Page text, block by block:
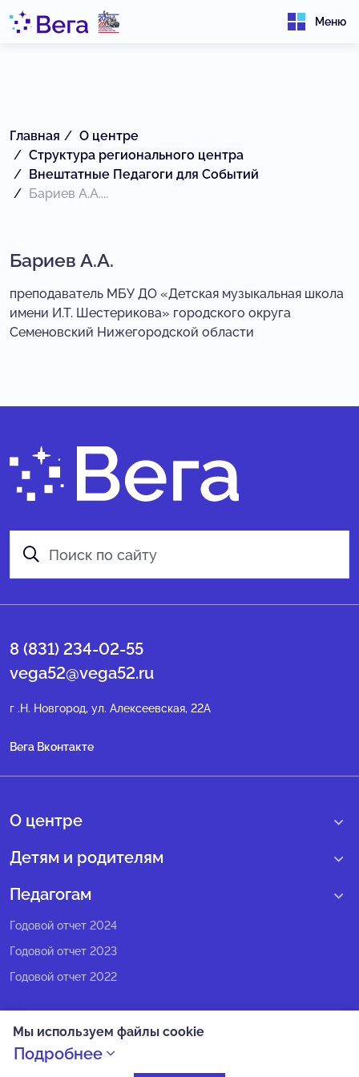
Меню
Главная
О центре
Структура регионального центра
Внештатные Педагоги для Событий
Бариев А.А....
Бариев А.А.
преподаватель МБУ ДО «Детская музыкальная школа
имени И.Т. Шестерикова» городского округа
Семеновский Нижегородской области
8 (831) 234-02-55
vega52@vega52.ru
г .Н. Новгород, ул. Алексеевская, 22А
Вега Вконтакте
О центре
О нас
Структура регионального центра
Педагогический состав
Попечительский совет
Экспертный совет
СМИ о нас
Новости
Детям и родителям
Учебные интенсивные сборы
Календарь всех событий
Педагогам
Программы Веги
Программы Сириус
Методические рекомендации
Годовой отчет 2024
Годовой отчет 2023
Годовой отчет 2022
Политика конфиденциальности
Оплата
Мы используем файлы cookie
Подробнее